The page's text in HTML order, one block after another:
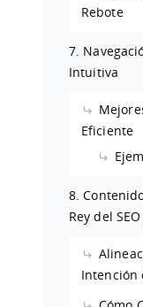
Rebote
7.
Intuitiva
Eficiente
8.
Rey del
Intención